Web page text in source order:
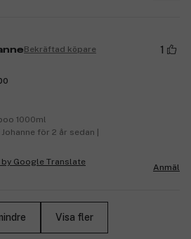
Bekräftad köpare 1
1000ml
för 2 år sedan |
Anmäl
Visa fler